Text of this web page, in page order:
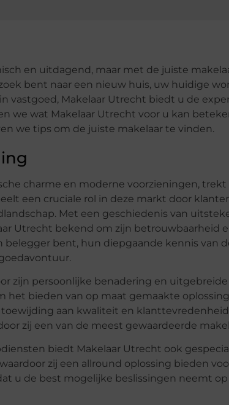
en uitdagend, maar met de juiste
bent naar een nieuw huis, uw huidige
vastgoed, Makelaar Utrecht biedt u de
we wat Makelaar Utrecht voor u kan
we tips om de juiste makelaar te vinden.
charme en moderne voorzieningen,
een cruciale rol in deze markt door
Met een geschiedenis van
Utrecht bekend om zijn betrouwbaarheid
bent, hun diepgaande kennis van
zijn persoonlijke benadering en
het bieden van op maat gemaakte
aan kwaliteit en
zij een van de meest gewaardeerde
biedt Makelaar Utrecht ook
zij een allround oplossing bieden
u de best mogelijke beslissingen neemt